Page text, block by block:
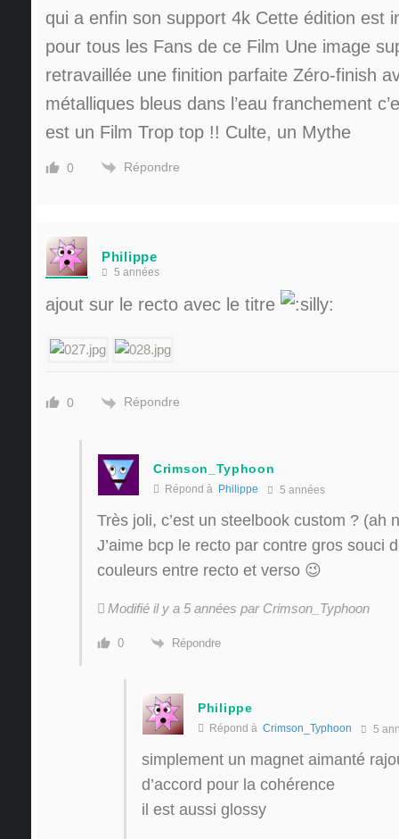
qui a enfin son support 4k Cette édition est
pour tous les Fans de ce Film Une image
retravaillée une finition parfaite Zéro-finish
métalliques bleus dans l’eau franchement
est un Film Trop top !! Culte, un Mythe
0 Répondre
Philippe
5 années
ajout sur le recto avec le titre
0 Répondre
Crimson_Typhoon
Répond à Philippe 5 années
Très joli, c’est un steelbook custom ? (ah
J’aime bcp le recto par contre gros souci
couleurs entre recto et verso 😉
Modifié il y a 5 années par Crimson_Typhoon
0 Répondre
Philippe
Répond à Crimson_Typhoon 5
simplement un magnet aimanté
d’accord pour la cohérence
il est aussi glossy